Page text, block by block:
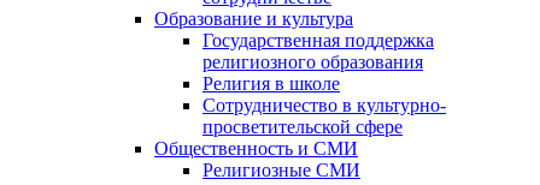
Образование и культура
Государственная поддержка
религиозного образования
Религия в школе
Сотрудничество в культурно-
просветительской сфере
Общественность и СМИ
Религиозные СМИ